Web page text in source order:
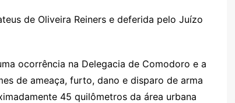
de Oliveira Reiners e deferida pelo Juízo
ocorrência na Delegacia de Comodoro e a
de ameaça, furto, dano e disparo de arma
45 quilômetros da área urbana